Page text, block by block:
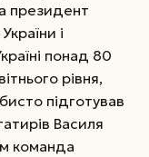
президент
і
понад 80
рівня,
підготував
Василя
команда